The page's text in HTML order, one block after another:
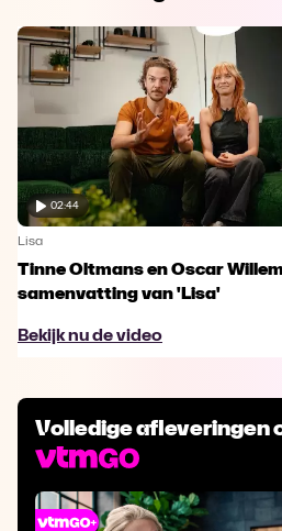
02:44
Lisa
Tinne Oltmans en Oscar
samenvatting van 'Lisa'
Bekijk nu de video
Volledige afleveringen